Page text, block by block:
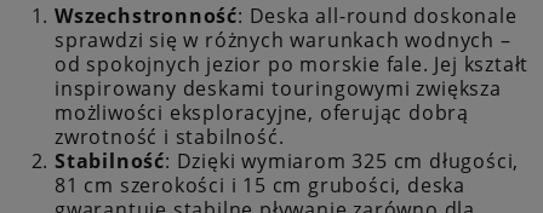
Wszechstronność: Deska all-round doskonale
sprawdzi się w różnych warunkach wodnych –
od spokojnych jezior po morskie fale. Jej kształt
inspirowany deskami touringowymi zwiększa
możliwości eksploracyjne, oferując dobrą
zwrotność i stabilność.
Stabilność: Dzięki wymiarom 325 cm długości,
81 cm szerokości i 15 cm grubości, deska